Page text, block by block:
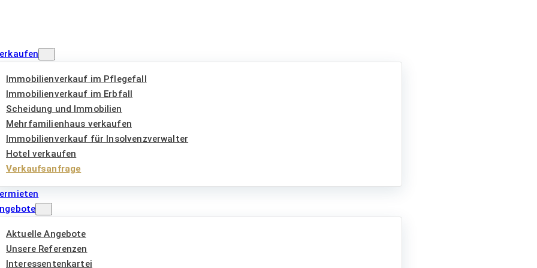
Immobilienverkauf im Pflegefall
Immobilienverkauf im Erbfall
Scheidung und Immobilien
Mehrfamilienhaus verkaufen
Immobilienverkauf für Insolvenzverwalter
Hotel verkaufen
Verkaufsanfrage
Aktuelle Angebote
Unsere Referenzen
Interessentenkartei